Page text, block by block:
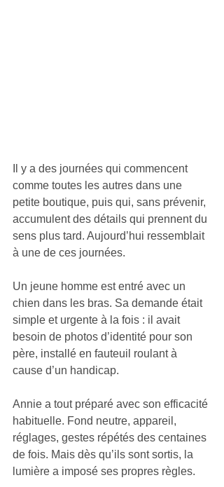
Il y a des journées qui commencent
comme toutes les autres dans une
petite boutique, puis qui, sans prévenir,
accumulent des détails qui prennent du
sens plus tard. Aujourd’hui ressemblait
à une de ces journées.
Un jeune homme est entré avec un
chien dans les bras. Sa demande était
simple et urgente à la fois : il avait
besoin de photos d’identité pour son
père, installé en fauteuil roulant à
cause d’un handicap.
Annie a tout préparé avec son efficacité
habituelle. Fond neutre, appareil,
réglages, gestes répétés des centaines
de fois. Mais dès qu’ils sont sortis, la
lumière a imposé ses propres règles.